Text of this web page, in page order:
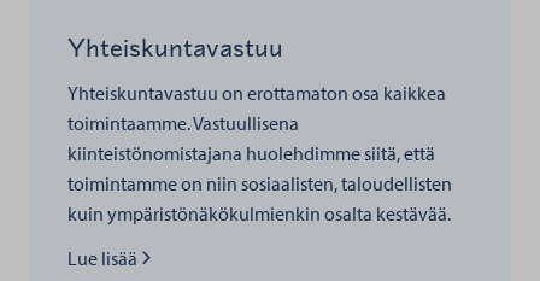
Yhteiskuntavastuu
Yhteiskuntavastuu on erottamaton osa kaikkea
toimintaamme. Vastuullisena
kiinteistönomistajana huolehdimme siitä, että
toimintamme on niin sosiaalisten, taloudellisten
kuin ympäristönäkökulmienkin osalta kestävää.
Lue lisää kohteesta
Lue lisää